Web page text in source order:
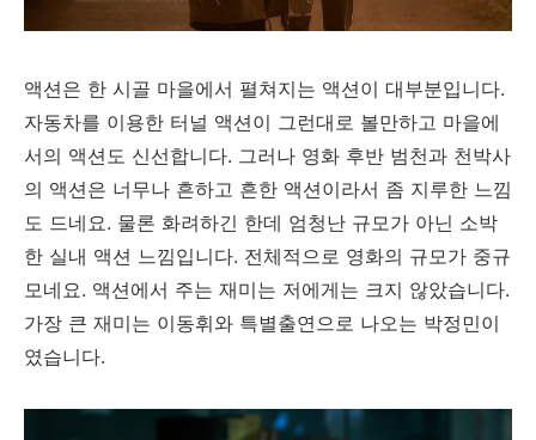
액션은 한 시골 마을에서 펼쳐지는 액션이 대부분입니다.
자동차를 이용한 터널 액션이 그런대로 볼만하고 마을에
서의 액션도 신선합니다. 그러나 영화 후반 범천과 천박사
의 액션은 너무나 흔하고 흔한 액션이라서 좀 지루한 느낌
도 드네요. 물론 화려하긴 한데 엄청난 규모가 아닌 소박
한 실내 액션 느낌입니다. 전체적으로 영화의 규모가 중규
모네요. 액션에서 주는 재미는 저에게는 크지 않았습니다.
가장 큰 재미는 이동휘와 특별출연으로 나오는 박정민이
였습니다.